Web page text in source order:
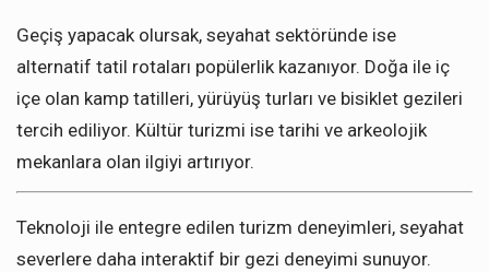
Geçiş yapacak olursak, seyahat sektöründe ise
alternatif tatil rotaları popülerlik kazanıyor. Doğa ile iç
içe olan kamp tatilleri, yürüyüş turları ve bisiklet gezileri
tercih ediliyor. Kültür turizmi ise tarihi ve arkeolojik
mekanlara olan ilgiyi artırıyor.
Teknoloji ile entegre edilen turizm deneyimleri, seyahat
severlere daha interaktif bir gezi deneyimi sunuyor.